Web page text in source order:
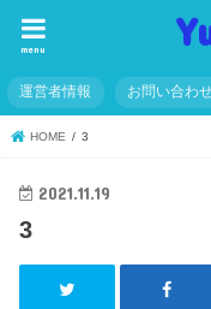
menu
運営者情報 お問い合わ
HOME 3
2021.11.19
3